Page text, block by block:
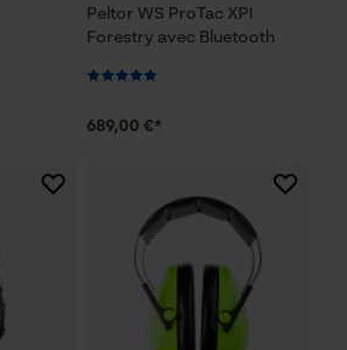
Peltor WS ProTac XPI
Forestry avec Bluetooth
689,00 €*